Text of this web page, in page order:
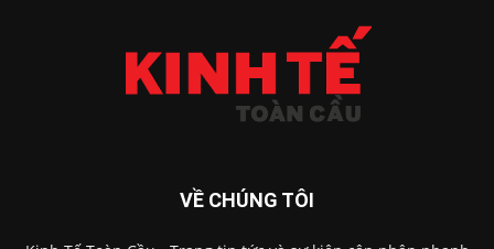
VỀ CHÚNG TÔI